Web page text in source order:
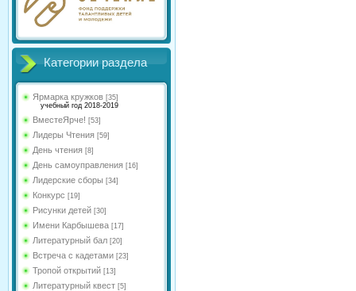
Категории раздела
Ярмарка кружков [35]
учебный год 2018-2019
ВместеЯрче! [53]
Лидеры Чтения [59]
День чтения [8]
День самоуправления [16]
Лидерские сборы [34]
Конкурс [19]
Рисунки детей [30]
Имени Карбышева [17]
Литературный бал [20]
Встреча с кадетами [23]
Тропой открытий [13]
Литературный квест [5]